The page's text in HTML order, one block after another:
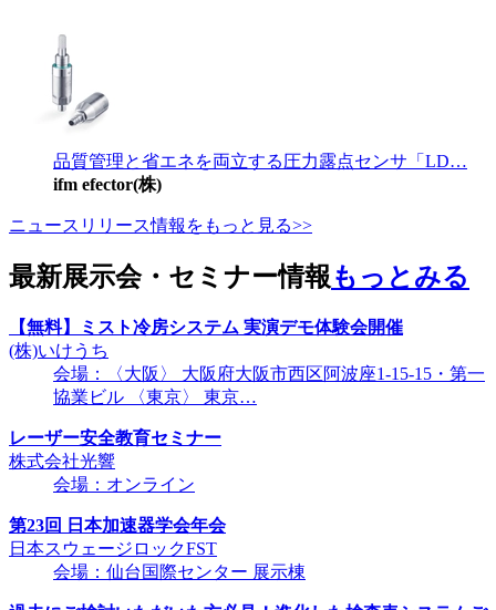
品質管理と省エネを両立する圧力露点センサ「LD…
ifm efector(株)
ニュースリリース情報をもっと見る>>
最新展示会・セミナー情報もっとみる
【無料】ミスト冷房システム 実演デモ体験会開催
(株)いけうち
会場：〈大阪〉 大阪府大阪市西区阿波座1-15-15・第一
協業ビル 〈東京〉 東京…
レーザー安全教育セミナー
株式会社光響
会場：オンライン
第23回 日本加速器学会年会
日本スウェージロックFST
会場：仙台国際センター 展示棟